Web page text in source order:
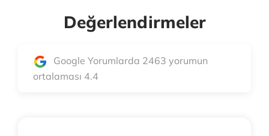
Değerlendirmeler
Google Yorumlarda 2463 yorumun
ortalaması 4.4